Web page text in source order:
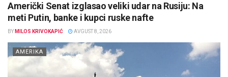
Američki Senat izglasao veliki udar na Rusiju: Na
meti Putin, banke i kupci ruske nafte
BY MILOS KRIVOKAPIĆ AVGUST 8, 2026
AMERIKA